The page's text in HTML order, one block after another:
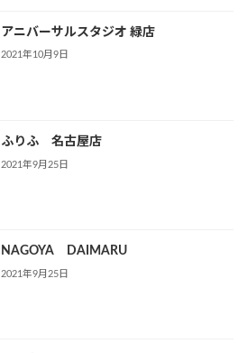
アニバーサルスタジオ 緑店
2021年10月9日
ふりふ 名古屋店
2021年9月25日
NAGOYA DAIMARU
2021年9月25日